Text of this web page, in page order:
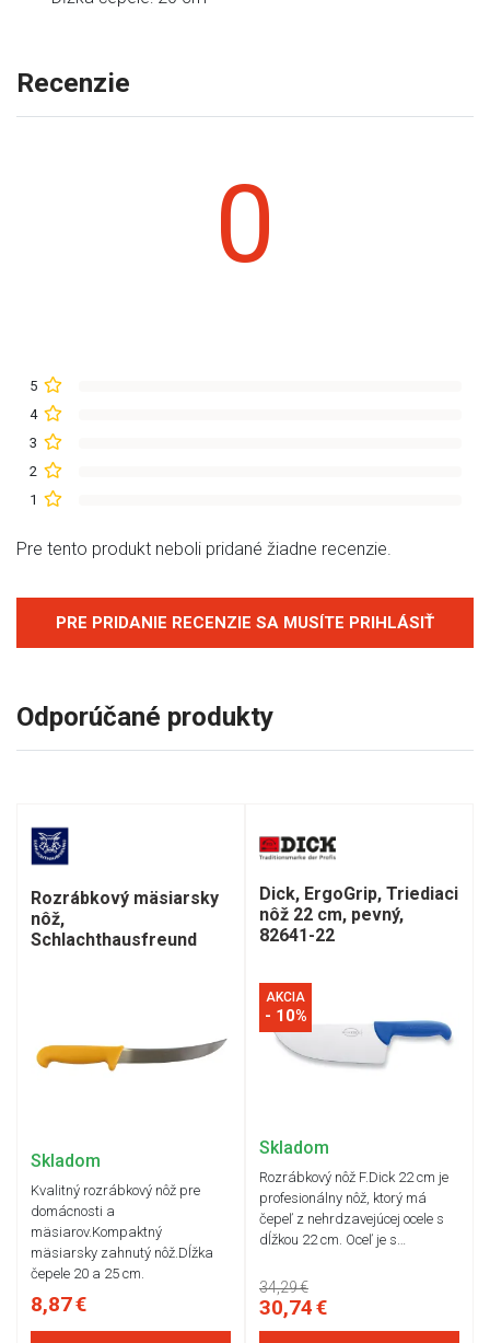
Recenzie
0
5
4
3
2
1
Pre tento produkt neboli pridané žiadne recenzie.
PRE PRIDANIE RECENZIE SA MUSÍTE PRIHLÁSIŤ
Odporúčané produkty
Rozrábkový mäsiarsky
nôž,
Schlachthausfreund
Skladom
Kvalitný rozrábkový nôž pre
domácnosti a
mäsiarov.Kompaktný
mäsiarsky zahnutý nôž.Dĺžka
čepele 20 a 25 cm.
8,87 €
Dick, ErgoGrip, Triediaci
nôž 22 cm, pevný,
82641-22
AKCIA
- 10%
Skladom
Rozrábkový nôž F.Dick 22 cm je
profesionálny nôž, ktorý má
čepeľ z nehrdzavejúcej ocele s
dĺžkou 22 cm. Oceľ je s…
34,29 €
30,74 €